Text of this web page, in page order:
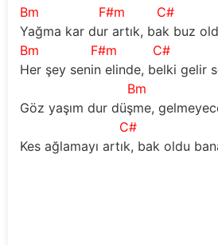
Bm F#m C#
Yağma kar dur artık, bak buz
Bm
F#m C#
Her şey senin elinde, belki gelir
Bm
Göz yaşım dur düşme,
C#
Kes ağlamayı artık, bak oldu